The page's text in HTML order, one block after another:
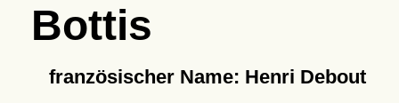
Bottis
französischer Name: Henri Debout